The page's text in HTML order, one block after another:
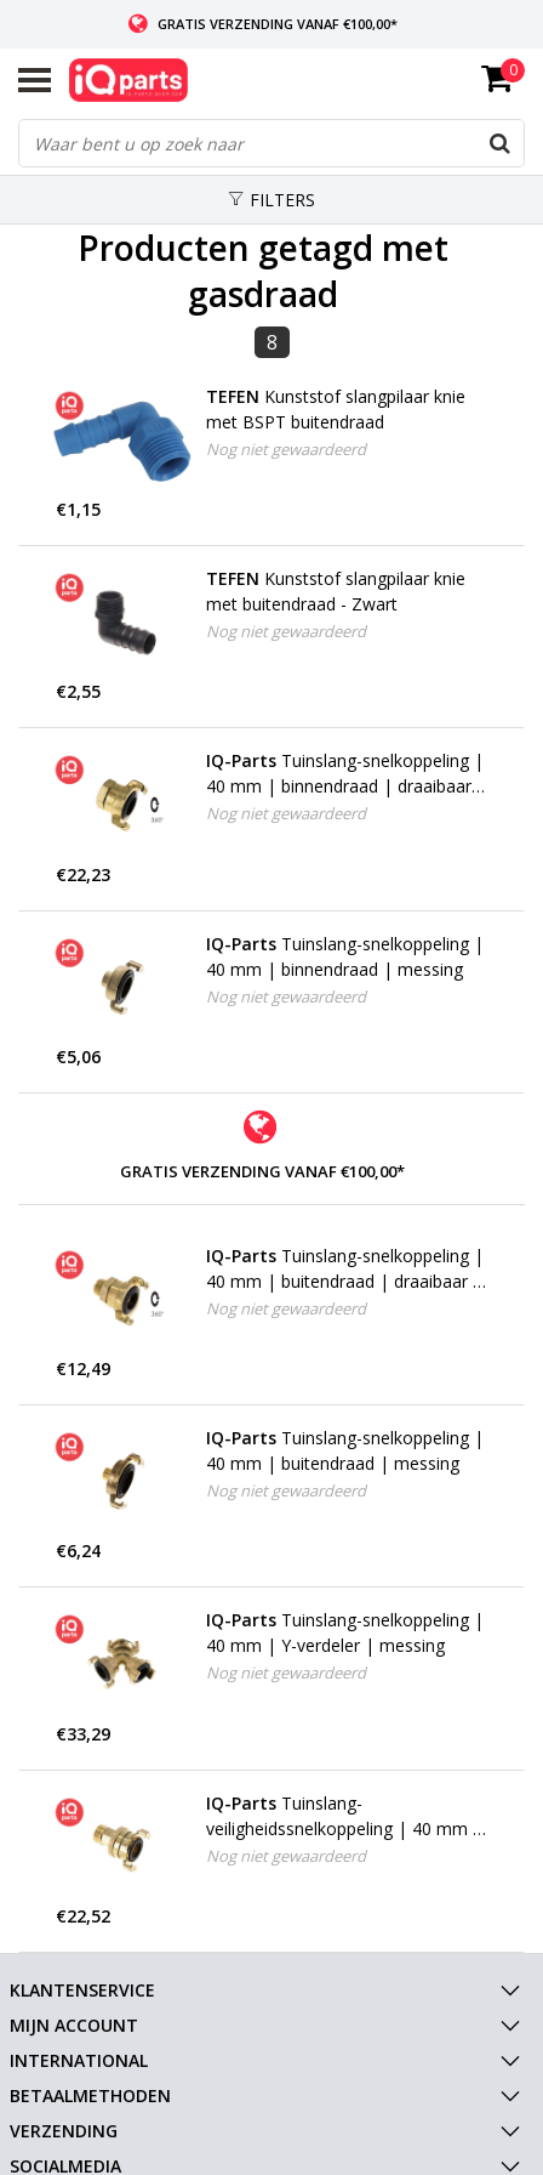
GRATIS VERZENDING VANAF €100,00*
INDIEN VOORRADIG: VOOR 14:00 BESTELD, ZELFDE DAG VERZONDEN
WERELDWIJDE LEVERING
0
FILTERS
Producten getagd met
gasdraad
8
TEFEN Kunststof slangpilaar knie
met BSPT buitendraad
Nog niet gewaardeerd
€1,15
TEFEN Kunststof slangpilaar knie
met buitendraad - Zwart
Nog niet gewaardeerd
€2,55
IQ-Parts Tuinslang-snelkoppeling |
40 mm | binnendraad | draaibaar |
messing
Nog niet gewaardeerd
€22,23
IQ-Parts Tuinslang-snelkoppeling |
40 mm | binnendraad | messing
Nog niet gewaardeerd
€5,06
GRATIS VERZENDING VANAF €100,00*
IQ-Parts Tuinslang-snelkoppeling |
40 mm | buitendraad | draaibaar |
messing
Nog niet gewaardeerd
€12,49
IQ-Parts Tuinslang-snelkoppeling |
40 mm | buitendraad | messing
Nog niet gewaardeerd
€6,24
IQ-Parts Tuinslang-snelkoppeling |
40 mm | Y-verdeler | messing
Nog niet gewaardeerd
€33,29
IQ-Parts Tuinslang-
veiligheidssnelkoppeling | 40 mm |
buitendraad | messing
Nog niet gewaardeerd
€22,52
KLANTENSERVICE
MIJN ACCOUNT
INTERNATIONAL
BETAALMETHODEN
VERZENDING
SOCIALMEDIA